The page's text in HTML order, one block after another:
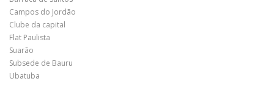
Campos do Jordão
Clube da capital
Flat Paulista
Suarão
Subsede de Bauru
Ubatuba